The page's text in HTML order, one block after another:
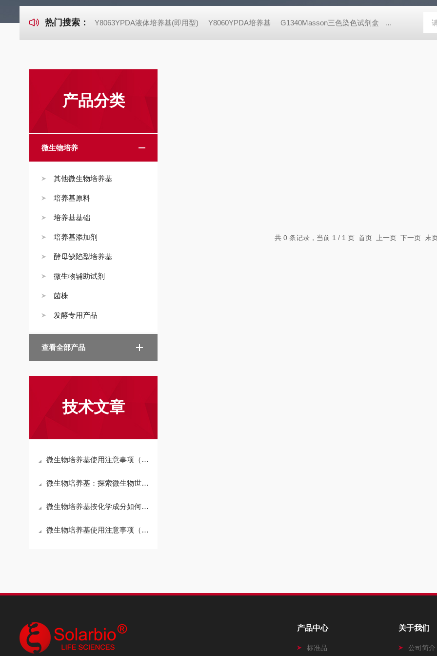
热门搜索： Y8063YPDA液体培养基(即用型) Y8060YPDA培养基 G1340Masson三色染色试剂盒 X8200二甲酚
产品分类
微生物培养
其他微生物培养基
培养基原料
培养基基础
培养基添加剂
酵母缺陷型培养基
微生物辅助试剂
菌株
发酵专用产品
查看全部产品
技术文章
微生物培养基使用注意事项（一）
微生物培养基：探索微生物世界的窗口
微生物培养基按化学成分如何区分
微生物培养基使用注意事项（二）
共 0 条记录，当前 1 / 1 页 首页 上一页 下一页 末
产品中心
标准品
关于我们
公司简介